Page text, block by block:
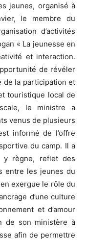
jeunes, organisé à
le membre du
d’activités
« La jeunesse en
et interaction.
de révéler
de la participation et
touristique local de
le ministre a
venus de plusieurs
informé de l’offre
du camp. Il a
y règne, reflet des
entre les jeunes du
exergue le rôle du
d’une culture
et d’amour
de son ministère à
afin de permettre